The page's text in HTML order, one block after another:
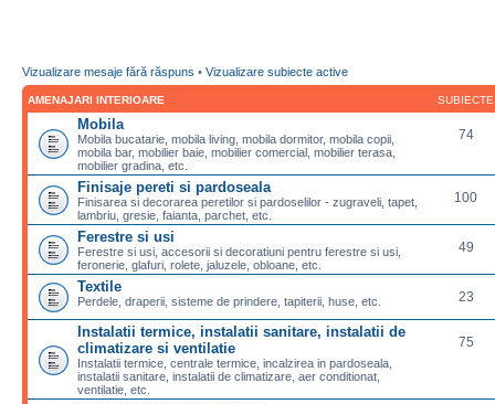
Vizualizare mesaje fără răspuns • Vizualizare subiecte active
AMENAJARI INTERIOARE SUBIECTE
Mobila
Mobila bucatarie, mobila living, mobila dormitor, mobila copii,
mobila bar, mobilier baie, mobilier comercial, mobilier terasa,
mobilier gradina, etc.
74
Finisaje pereti si pardoseala
Finisarea si decorarea peretilor si pardoselilor - zugraveli, tapet,
lambriu, gresie, faianta, parchet, etc.
100
Ferestre si usi
Ferestre si usi, accesorii si decoratiuni pentru ferestre si usi,
feronerie, glafuri, rolete, jaluzele, obloane, etc.
49
Textile
Perdele, draperii, sisteme de prindere, tapiterii, huse, etc. 23
Instalatii termice, instalatii sanitare, instalatii de
climatizare si ventilatie
Instalatii termice, centrale termice, incalzirea in pardoseala,
instalatii sanitare, instalatii de climatizare, aer conditionat,
ventilatie, etc.
75